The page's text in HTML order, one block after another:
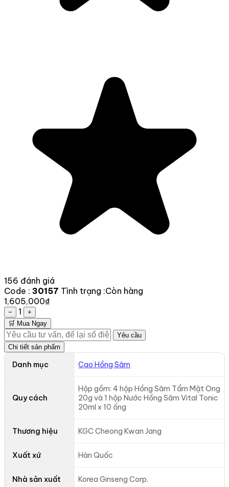
156 đánh giá
Code : 30157 Tình trạng :Còn hàng
1,605,000₫
− 1
+
🛒 Mua Ngay
Yêu cầu
Chi tiết sản phẩm
Danh mục Cao Hồng Sâm
Quy cách
Hộp gồm: 4 hộp Hồng Sâm Tẩm Mật Ong
20g và 1 hộp Nước Hồng Sâm Vital Tonic
20ml x 10 ống
Thương hiệu KGC Cheong Kwan Jang
Xuất xứ Hàn Quốc
Nhà sản xuất Korea Ginseng Corp.